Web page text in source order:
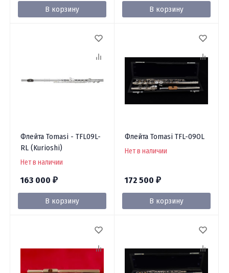
В корзину В корзину
Флейта Tomasi - TFL09L-
RL (Kurioshi)
Нет в наличии
163 000 ₽
В корзину
Флейта Tomasi TFL-09OL
Нет в наличии
172 500 ₽
В корзину